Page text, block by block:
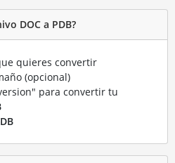
DOC a PDB?
quieres convertir
(opcional)
para convertir tu